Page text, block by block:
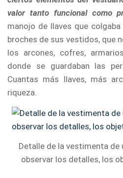
valor tanto funcional como
manojo de llaves que
broches de sus vestidos, que
los arcones, cofres,
donde se guardaban las
Cuantas más llaves, más
riqueza.
Detalle de la vestimenta de
observar los detalles, los